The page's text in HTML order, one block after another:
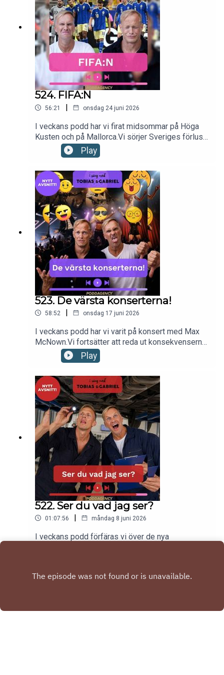
524. FIFA:N
56:21 | onsdag 24 juni 2026
I veckans podd har vi firat midsommar på Höga
Kusten och på Mallorca.Vi sörjer Sveriges förlust
i fotbolls-VM.Vilken är Din största lärdom de
senaste fyra åren?Vi önskar oss tips för att
sommarprat vi är mest förväntansfulla inför.Nu kör
vi!kontakt: hello@poddagency.comI säng med
Tobias & Gabriel produceras av Poddagency
Play
523. De värsta konserterna!
58:52 | onsdag 17 juni 2026
I veckans podd har vi varit på konsert med Max
McNown.Vi fortsätter att reda ut konsekvenserna
av den nya tandläkarförsäkringen.Vi firar Sofia
Wistam 60år i Köpenhamnoch Kungen &
värsta konserter.Nu kör vi!kontakt:
hello@poddagency.comI säng med Tobias &
Gabriel produceras av Poddagency
Play
522. Ser du vad jag ser?
01:07:56 | måndag 8 juni 2026
I veckans podd förfäras vi över de nya
listar vi våra tre sämsta skolämnen.Nu kör